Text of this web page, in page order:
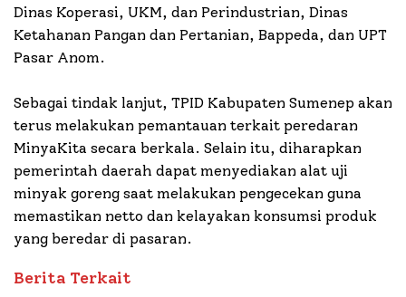
Dinas Koperasi, UKM, dan Perindustrian, Dinas
Ketahanan Pangan dan Pertanian, Bappeda, dan UPT
Pasar Anom.
Sebagai tindak lanjut, TPID Kabupaten Sumenep akan
terus melakukan pemantauan terkait peredaran
MinyaKita secara berkala. Selain itu, diharapkan
pemerintah daerah dapat menyediakan alat uji
minyak goreng saat melakukan pengecekan guna
memastikan netto dan kelayakan konsumsi produk
yang beredar di pasaran.
Berita Terkait